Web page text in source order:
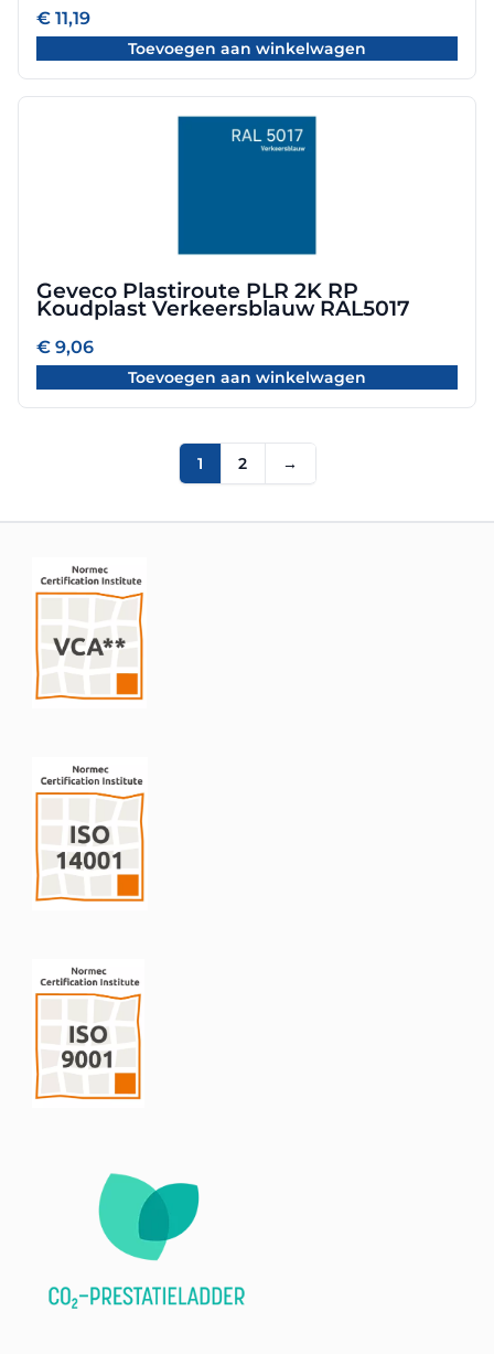
€ 11,19
Toevoegen aan winkelwagen
Geveco Plastiroute PLR 2K RP
Koudplast Verkeersblauw RAL5017
€ 9,06
Toevoegen aan winkelwagen
1 2 →